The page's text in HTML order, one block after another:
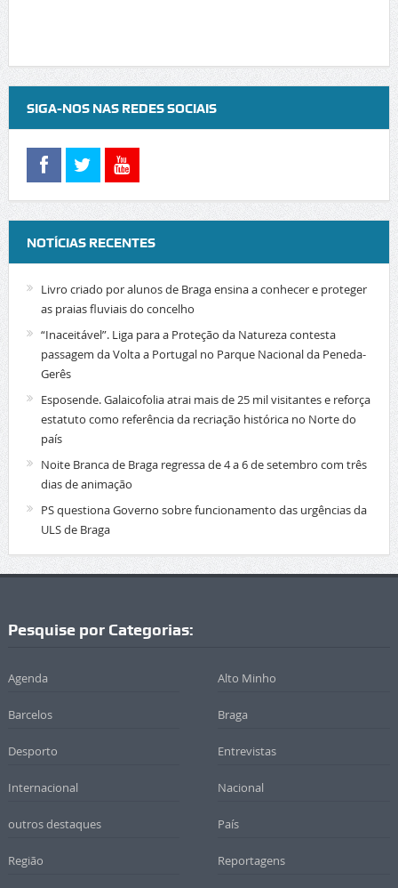
SIGA-NOS NAS REDES SOCIAIS
NOTÍCIAS RECENTES
Livro criado por alunos de Braga ensina a conhecer e proteger
as praias fluviais do concelho
“Inaceitável”. Liga para a Proteção da Natureza contesta
passagem da Volta a Portugal no Parque Nacional da Peneda-
Gerês
Esposende. Galaicofolia atrai mais de 25 mil visitantes e reforça
estatuto como referência da recriação histórica no Norte do
país
Noite Branca de Braga regressa de 4 a 6 de setembro com três
dias de animação
PS questiona Governo sobre funcionamento das urgências da
ULS de Braga
Pesquise por Categorias:
Agenda Alto Minho
Barcelos Braga
Desporto Entrevistas
Internacional Nacional
outros destaques País
Região Reportagens